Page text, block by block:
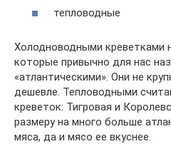
тепловодные
Холодноводными креветками
которые привычно для нас
«атлантическими». Они не
дешевле. Тепловодными
креветок: Тигровая и
размеру на много больше
мяса, да и мясо ее вкуснее.